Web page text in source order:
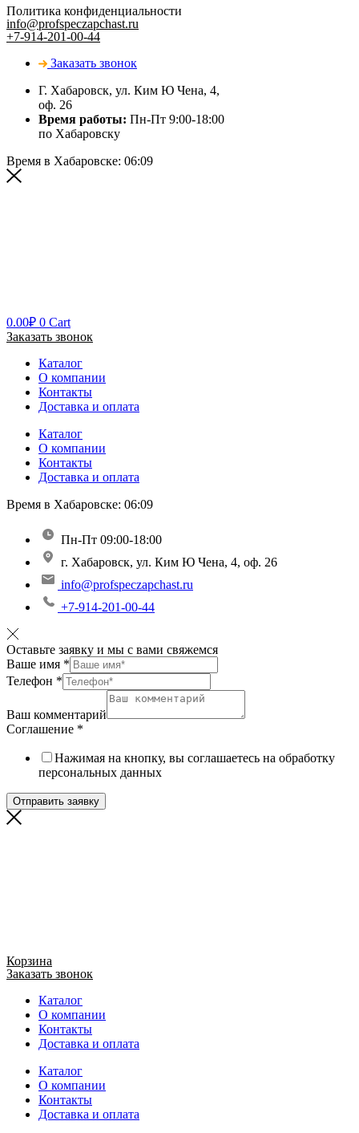
Политика конфиденциальности
info@profspeczapchast.ru
+7-914-201-00-44
Заказать звонок
Г. Хабаровск, ул. Ким Ю Чена, 4,
оф. 26
Время работы: Пн-Пт 9:00-18:00
по Хабаровску
Время в Хабаровске: 06:09
0.00₽ 0 Cart
Заказать звонок
Каталог
О компании
Контакты
Доставка и оплата
Каталог
О компании
Контакты
Доставка и оплата
Время в Хабаровске: 06:09
Пн-Пт 09:00-18:00
г. Хабаровск, ул. Ким Ю Чена, 4, оф. 26
info@profspeczapchast.ru
+7-914-201-00-44
Оставьте заявку и мы с вами свяжемся
Ваше имя *
Телефон *
Ваш комментарий
Соглашение *
Нажимая на кнопку, вы соглашаетесь на обработку
персональных данных
Отправить заявку
Корзина
Заказать звонок
Каталог
О компании
Контакты
Доставка и оплата
Каталог
О компании
Контакты
Доставка и оплата